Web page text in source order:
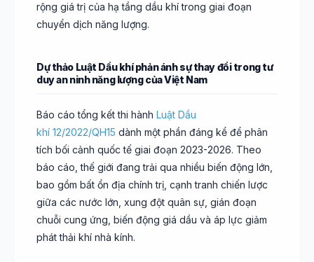
rộng giá trị của hạ tầng dầu khí trong giai đoạn
chuyển dịch năng lượng.
Dự thảo Luật Dầu khí phản ánh sự thay đổi trong tư
duy an ninh năng lượng của Việt Nam
Báo cáo tổng kết thi hành Luật Dầu
khí 12/2022/QH15 dành một phần đáng kể để phân
tích bối cảnh quốc tế giai đoạn 2023-2026. Theo
báo cáo, thế giới đang trải qua nhiều biến động lớn,
bao gồm bất ổn địa chính trị, cạnh tranh chiến lược
giữa các nước lớn, xung đột quân sự, gián đoạn
chuỗi cung ứng, biến động giá dầu và áp lực giảm
phát thải khí nhà kính.